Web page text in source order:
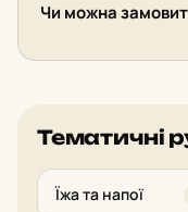
Чи можна
Тематичні
Їжа та напої